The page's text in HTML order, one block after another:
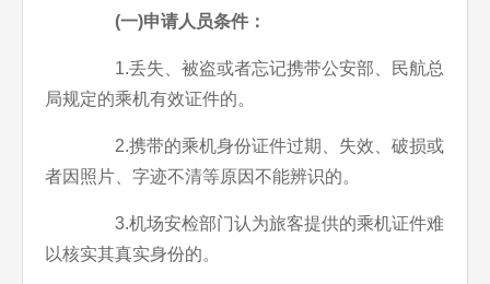
(一)申请人员条件：
1.丢失、被盗或者忘记携带公安部、民航总
局规定的乘机有效证件的。
2.携带的乘机身份证件过期、失效、破损或
者因照片、字迹不清等原因不能辨识的。
3.机场安检部门认为旅客提供的乘机证件难
以核实其真实身份的。